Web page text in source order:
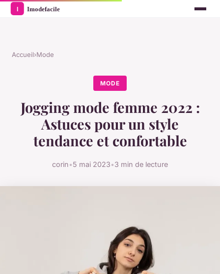
Accueil›Mode
MODE
Jogging mode femme 2022 :
Astuces pour un style
tendance et confortable
corin•5 mai 2023•3 min de lecture